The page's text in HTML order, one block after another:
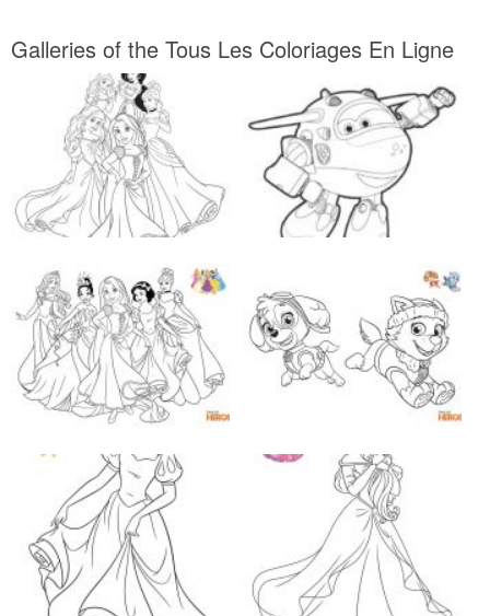
Galleries of the Tous Les Coloriages En Ligne